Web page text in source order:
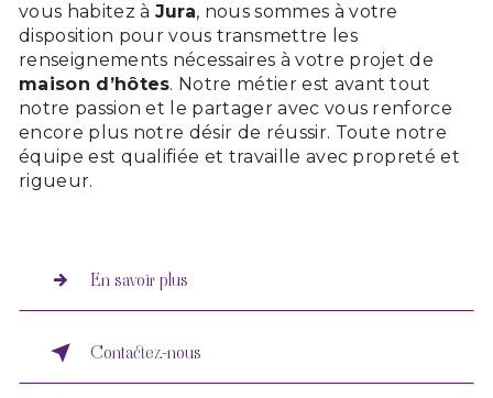
vous habitez à Jura, nous sommes à votre
disposition pour vous transmettre les
renseignements nécessaires à votre projet de
maison d’hôtes. Notre métier est avant tout
notre passion et le partager avec vous renforce
encore plus notre désir de réussir. Toute notre
équipe est qualifiée et travaille avec propreté et
rigueur.
En savoir plus
Contactez-nous